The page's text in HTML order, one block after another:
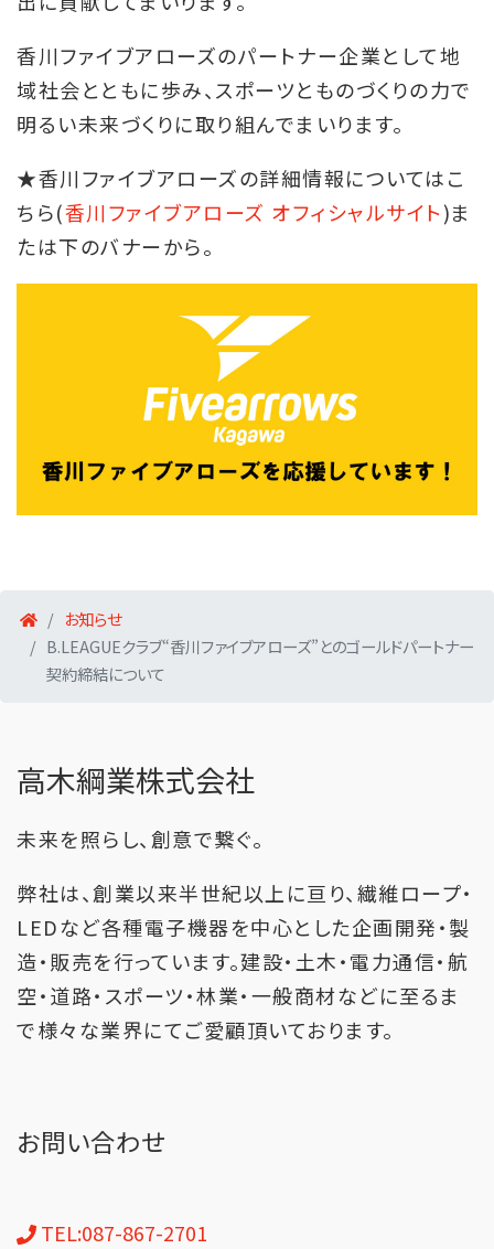
香川ファイブアローズのパートナー企業として地
域社会とともに歩み、スポーツとものづくりの力で
明るい未来づくりに取り組んでまいります。
★香川ファイブアローズの詳細情報についてはこ
ちら(香川ファイブアローズ オフィシャルサイト)ま
たは下のバナーから。
お知らせ
B.LEAGUEクラブ“香川ファイブアローズ”とのゴールドパートナー
契約締結について
高木綱業株式会社
未来を照らし、創意で繋ぐ。
弊社は、創業以来半世紀以上に亘り、繊維ロープ・
LEDなど各種電子機器を中心とした企画開発・製
造・販売を行っています。建設・土木・電力通信・航
空・道路・スポーツ・林業・一般商材などに至るま
で様々な業界にてご愛顧頂いております。
お問い合わせ
TEL:087-867-2701